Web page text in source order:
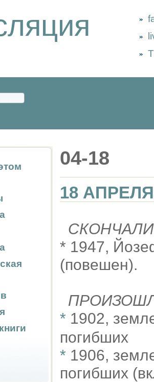
04-18
18 АПРЕЛЯ
* 1947,
(повешен).
* 1902,
погибших
* 1906,
погибших